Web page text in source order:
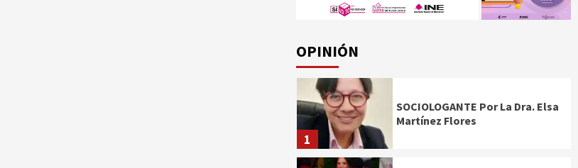
OPINIÓN
1
SOCIOLOGANTE Por La Dra. Elsa
Martínez Flores